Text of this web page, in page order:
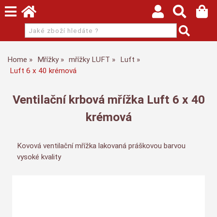
Home Mřížky mřížky LUFT
Luft
Luft 6 x 40 krémová
Ventilační krbová mřížka Luft 6 x 40
krémová
Kovová ventilační mřížka lakovaná práškovou barvou
vysoké kvality